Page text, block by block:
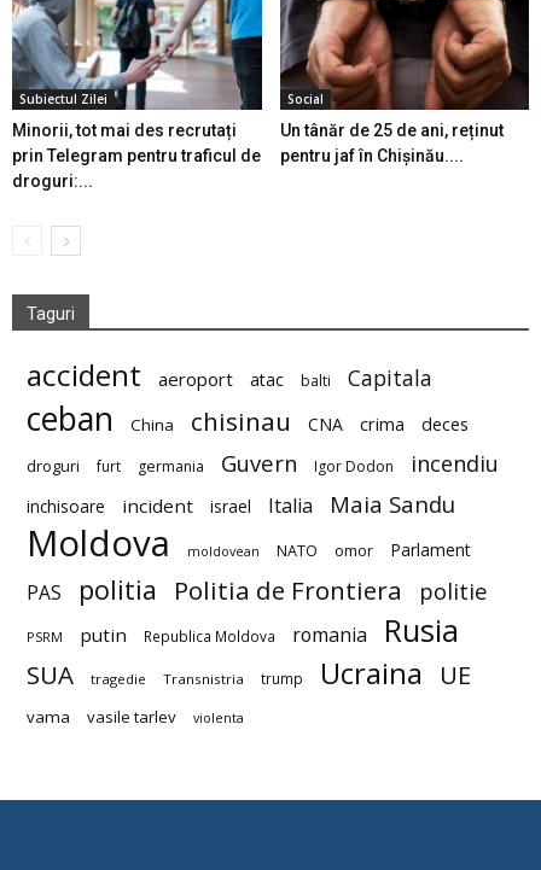
Subiectul Zilei
Minorii, tot mai des recrutați
prin Telegram pentru traficul de
droguri:...
Social
Un tânăr de 25 de ani, reținut
pentru jaf în Chișinău....
Taguri
accident aeroport atac balti Capitala
ceban China chisinau CNA crima deces
droguri furt germania Guvern Igor Dodon incendiu
inchisoare incident israel Italia Maia Sandu
Moldova moldovean NATO omor Parlament
PAS politia Politia de Frontiera politie
PSRM putin Republica Moldova romania Rusia
SUA tragedie Transnistria trump Ucraina UE
vama vasile tarlev violenta